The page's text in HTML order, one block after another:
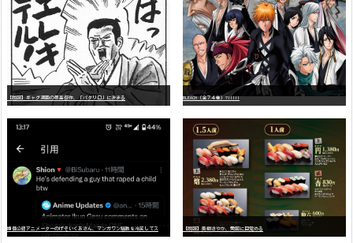
【朗報】ギャグ漫画の最高傑作、「パタリロ」に決まる BLEACH（全７４巻）?!!!!!
【朗報】美樹さやか、愛国に目覚める